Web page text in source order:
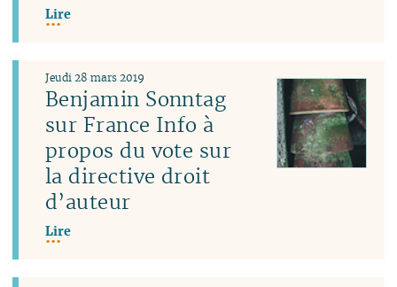
Lire
Benjamin Sonntag
sur France Info à
propos du vote sur
la directive droit
d’auteur
Jeudi 28 mars 2019
Lire